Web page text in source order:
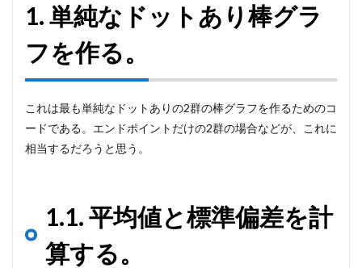
1. 単純なドットあり棒グラ
フを作る。
これは最も単純なドットありの2群の棒グラフを作るためのコ
ードである。エンドポイントだけの2群の場合などが、これに
相当するだろうと思う。
1.1. 平均値と標準偏差を計
算する。